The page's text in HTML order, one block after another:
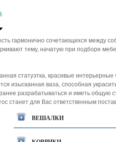
гармонично сочетающихся между
тему, начатую при подборе
статуэтка, красивые
изысканная ваза, способная
разрабатываться и иметь общую
станет для Вас ответственным
ВЕШАЛКИ